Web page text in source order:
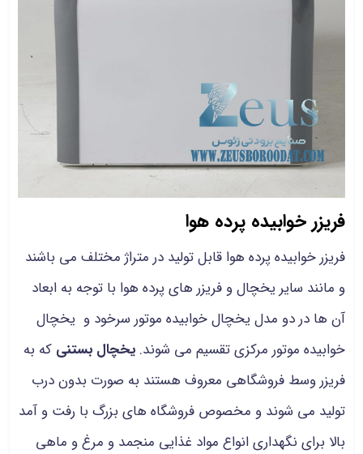
فریزر خوابیده پرده هوا
فریزر خوابیده پرده هوا قابل تولید در متراژ مختلف می باشند
و مانند سایر یخچال و فریزر های پرده هوا با توجه به ابعاد
آن ها در دو مدل یخچال خوابیده موتور سرخود و یخچال
خوابیده موتور مرکزی تقسیم می شوند. یخچال بستنی که به
فریزر وسط فروشگاهی معروف هستند به صورت بدون درب
تولید می شوند و مخصوص فروشگاه های بزرگ با رفت و آمد
بالا برای نگهداری انواع مواد غذایی منجمد و مرغ و ماهی